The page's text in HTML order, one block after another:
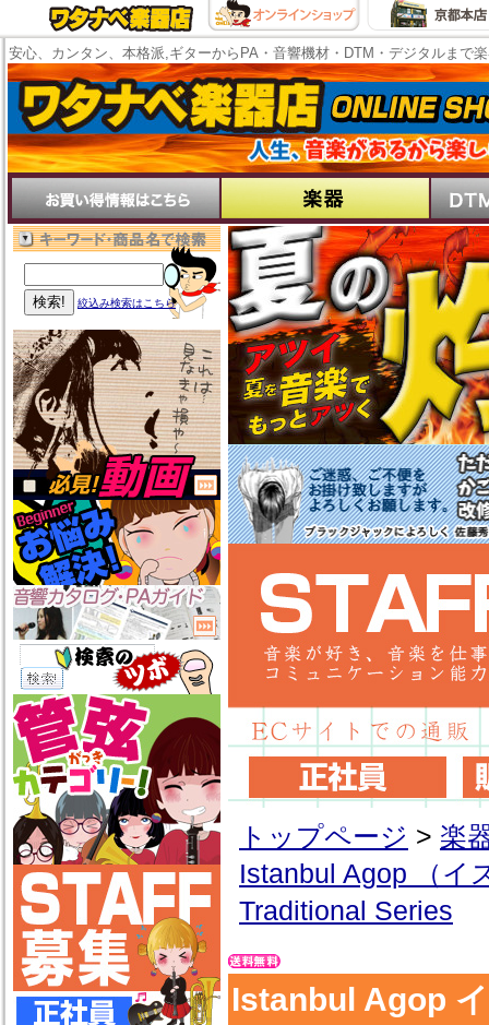
安心、カンタン、本格派,ギターからPA・音響機材・DTM・デジタルまで
絞込み検索はこちら
トップページ > 楽
Istanbul Agop （イ
Traditional Series
Istanbul Agop